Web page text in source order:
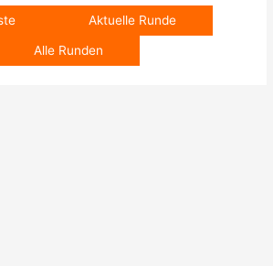
Aktuelle Runde
Alle Runden